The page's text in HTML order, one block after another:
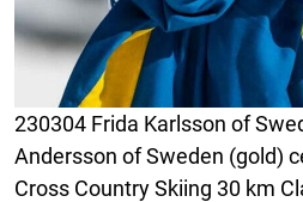
230304 Frida Karlsson of
Andersson of Sweden (gold)
Cross Country Skiing 30 km